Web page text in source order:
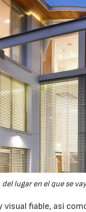
lugar en el que se
fiable, así
16/07/2026